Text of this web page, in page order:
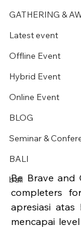
GATHERING &
Latest event
Offline Event
Hybrid Event
Online Event
BLOG
Seminar &
BALI
bali
Be Brave and
completers
apresiasi atas
mencapai